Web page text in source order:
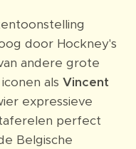
door Hockney's
andere grote
als Vincent
expressieve
perfect
Belgische